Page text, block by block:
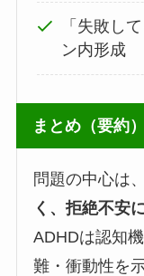
「失敗し
ン内形成
まとめ（要約）
問題の中心は、
く、拒絶不安
ADHDは認知
難・衝動性を